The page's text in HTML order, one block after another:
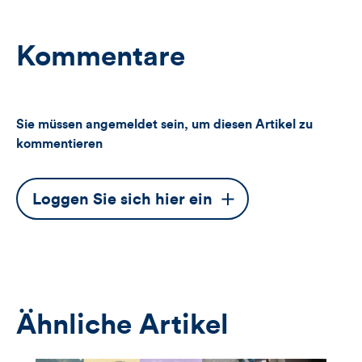
Kommentare
Sie müssen angemeldet sein, um diesen Artikel zu
kommentieren
Dieser
Button
Loggen Sie sich hier ein
Ähnliche Artikel